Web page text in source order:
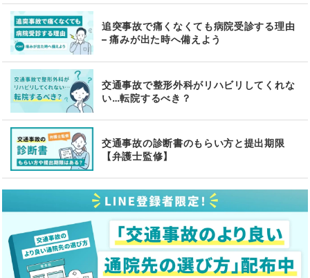
追突事故で痛くなくても病院受診する理由
– 痛みが出た時へ備えよう
交通事故で整形外科がリハビリしてくれな
い…転院するべき？
交通事故の診断書のもらい方と提出期限
【弁護士監修】